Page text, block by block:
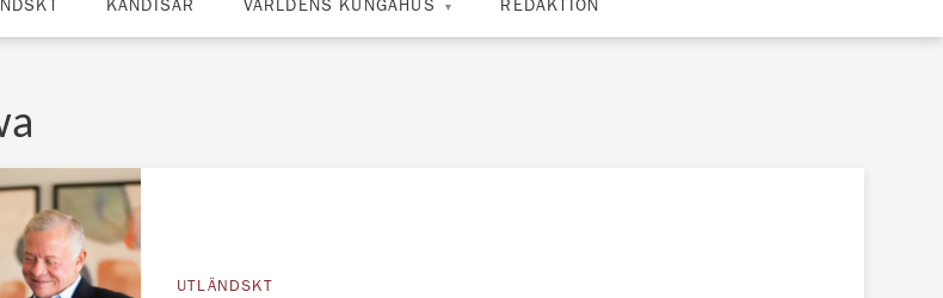
KÄNDISAR VÄRLDENS KUNGAHUS REDAKTION
UTLÄNDSKT